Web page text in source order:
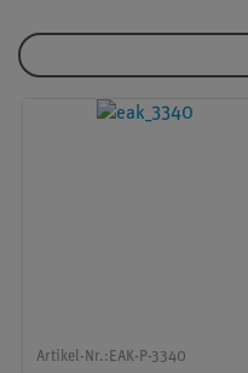
Artikel-Nr.: EAK-P-3340